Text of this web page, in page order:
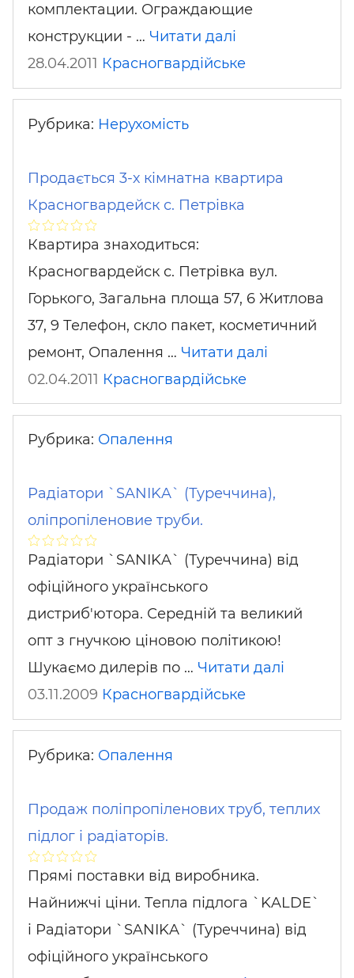
комплектации. Ограждающие
конструкции - … Читати далі
28.04.2011 Красногвардійське
Рубрика: Нерухомість
Продається 3-х кімнатна квартира
Красногвардейск с. Петрівка
Квартира знаходиться:
Красногвардейск с. Петрівка вул.
Горького, Загальна площа 57, 6 Житлова
37, 9 Телефон, скло пакет, косметичний
ремонт, Опалення … Читати далі
02.04.2011 Красногвардійське
Рубрика: Опалення
Радіатори `SANIKA` (Туреччина),
оліпропіленовие труби.
Радіатори `SANIKA` (Туреччина) від
офіційного українського
дистриб'ютора. Середній та великий
опт з гнучкою ціновою політикою!
Шукаємо дилерів по … Читати далі
03.11.2009 Красногвардійське
Рубрика: Опалення
Продаж поліпропіленових труб, теплих
підлог і радіаторів.
Прямі поставки від виробника.
Найнижчі ціни. Тепла підлога `KALDE`
і Радіатори `SANIKA` (Туреччина) від
офіційного українського